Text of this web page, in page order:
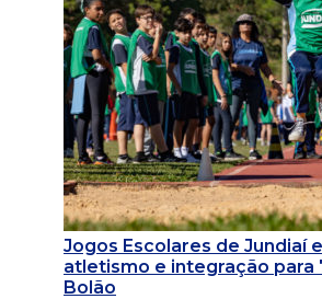
Jogos Escolares de Jundiaí
atletismo e integração para
Bolão